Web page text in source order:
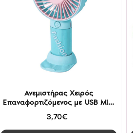
Ανεμιστήρας Χειρός
Επαναφορτιζόμενος με USB Mini
3,70€